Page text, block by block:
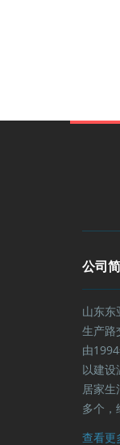
公司
山东东
生产路
由
以建设
居家
多个，
查看更